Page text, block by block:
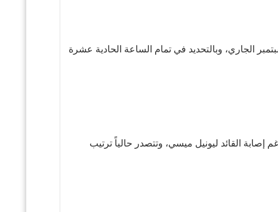
الموافق 10 من شهر سبتمبر الجاري، وبالتحديد في تمام الساعة الحادية عشرة
إصابة القائد ليونيل ميسي، وتتصدر حالياً ترتيب